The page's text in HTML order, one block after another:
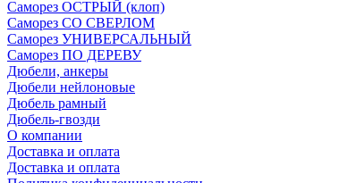
Саморез ОСТРЫЙ (клоп)
Саморез СО СВЕРЛОМ
Саморез УНИВЕРСАЛЬНЫЙ
Саморез ПО ДЕРЕВУ
Дюбели, анкеры
Дюбели нейлоновые
Дюбель рамный
Дюбель-гвозди
О компании
Доставка и оплата
Доставка и оплата